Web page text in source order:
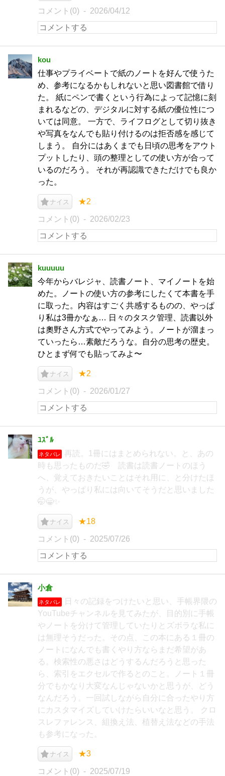
コメント(0) 2026/04/12
kou
仕事やプライベートで紙のノートを好んで使うた
め、参考になるかもしれないと思い図書館で借り
た。 紙にペンで書くという行為によって記憶に刻
まれるなどの、デジタルに対する紙の優位性につ
いては同意。 一方で、ライフログとして切り抜き
や写真をなんでも貼り付けるのは拒否感を感じて
しまう。 自分にはあくまでも日頃の思考をアウト
プットしたり、頭の整理としての使い方が合って
いるのだろう。 それが再認識できただけでも良か
った。
ナイス ★2
コメント(0) 2026/02/23
kuuuuu
今年からバレジャ、読書ノート、マイノートを始
めた。ノートの使い方の参考にしたくて本書を手
に取った。内容はすごく共感するものの、やっぱ
り私は3冊かなぁ… 日々のタスク管理、読書以外
は奧野さん方式でやってみよう。ノートが溜まっ
ていったら…素敵だろうな。自分の思考の歴史。
ひとまず何でも貼ってみよ〜
ナイス ★2
コメント(0) 2026/01/27
ﾕｽﾞﾙ
ネタバレ
再読。1冊にはまとめられない。と、あの
時も思ったものだ🤣 読書は読書ノートのほう
へ、覚えておきたいことはそれ用に、と分けたほ
うが、やっぱり私には向いてそうだと思いました
🤭😁✨
ナイス ★18
コメント(0) 2025/07/26
小倉
ネタバレ
日々の記録をつけたいと思い、手帳界隈の
YouTubeチャンネルを見てみたが、目的別に手帳
やノートを分けて管理していたりとズボラな私に
は無理そうだった。その点、この本にある１冊の
ノートになんでも書くやり方ならまだ希望があ
る。検索性の悪さはどうするんだろうと思った
ら、索引をエクセルで作るとのこと。ノート１冊
分でもかなり大変なんじゃないかと思うが、どう
なんだろう。一回試しながら自分に合ったやり方
にカスタマイズしていけたらいいなと思う。 クロ
スレファレンス、組換え法、植替え法などの手法
も参考になった。
ナイス ★3
コメント(0) 2025/07/19